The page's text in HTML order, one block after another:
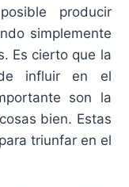
producir
simplemente
Es cierto que la
influir en el
son la
bien. Estas
triunfar en el